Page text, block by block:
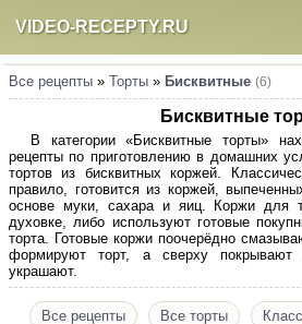
VIDEO-RECEPTY.RU
Все рецепты » Торты » Бисквитные (6)
Бисквитные
В категории «Бисквитные торты»
рецепты по приготовлению в домашних
тортов из бисквитных коржей.
правило, готовится из коржей,
основе муки, сахара и яиц. Коржи для
духовке, либо используют готовые
торта. Готовые коржи поочерёдно
формируют торт, а сверху покрывают
украшают.
Все рецепты Все торты